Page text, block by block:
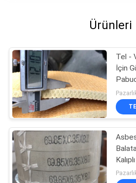
Ürünleri
Tel -
İçin